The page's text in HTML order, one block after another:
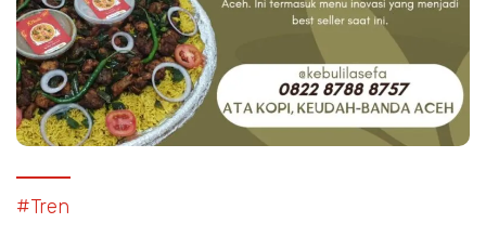
#Tren